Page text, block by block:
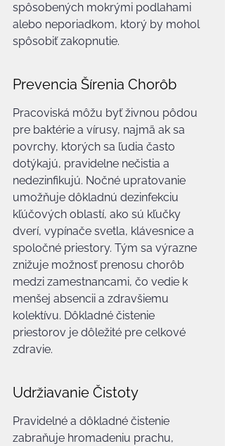
spôsobených mokrými podlahami
alebo neporiadkom, ktorý by mohol
spôsobiť zakopnutie.
Prevencia Šírenia Chorôb
Pracoviská môžu byť živnou pôdou
pre baktérie a vírusy, najmä ak sa
povrchy, ktorých sa ľudia často
dotýkajú, pravidelne nečistia a
nedezinfikujú. Nočné upratovanie
umožňuje dôkladnú dezinfekciu
kľúčových oblastí, ako sú kľučky
dverí, vypínače svetla, klávesnice a
spoločné priestory. Tým sa výrazne
znižuje možnosť prenosu chorôb
medzi zamestnancami, čo vedie k
menšej absencii a zdravšiemu
kolektívu. Dôkladné čistenie
priestorov je dôležité pre celkové
zdravie.
Udržiavanie Čistoty
Pravidelné a dôkladné čistenie
zabraňuje hromadeniu prachu,